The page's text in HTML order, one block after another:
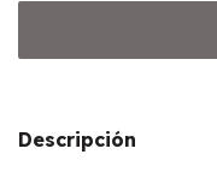
Descripción